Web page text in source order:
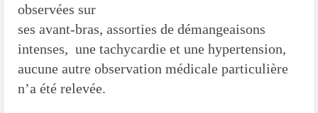
observées sur
ses avant-bras, assorties de démangeaisons
intenses, une tachycardie et une hypertension,
aucune autre observation médicale particulière
n’a été relevée.